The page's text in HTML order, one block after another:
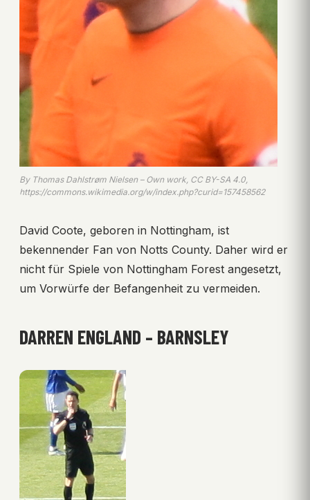
By Thomas Dahlstrøm Nielsen – Own work, CC BY-SA 4.0,
https://commons.wikimedia.org/w/index.php?curid=157458562
David Coote, geboren in Nottingham, ist
bekennender Fan von Notts County. Daher wird er
nicht für Spiele von Nottingham Forest angesetzt,
um Vorwürfe der Befangenheit zu vermeiden.
DARREN ENGLAND – BARNSLEY